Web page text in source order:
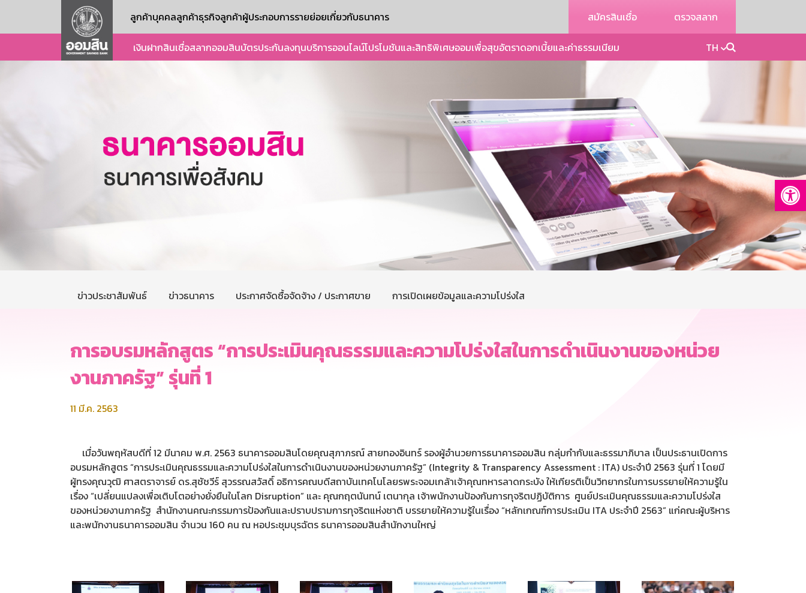
ลูกค้าบุคคลลูกค้าธุรกิจลูกค้าผู้ประกอบการรายย่อยเกี่ยวกับธนาคาร สมัครสินเชื่อ ตรวจสลาก
เงินฝากสินเชื่อสลากออมสินบัตรประกันลงทุนบริการออนไลน์โปรโมชันและสิทธิพิเศษออมเพื่อสุขอัตราดอกเบี้ยและค่าธรรมเนียม TH
ข่าวประชาสัมพันธ์ ข่าวธนาคาร ประกาศจัดซื้อจัดจ้าง / ประกาศขาย การเปิดเผยข้อมูลและความโปร่งใส
การอบรมหลักสูตร “การประเมินคุณธรรมและความโปร่งใสในการดำเนินงานของหน่วย
งานภาครัฐ” รุ่นที่ 1
11 มี.ค. 2563
เมื่อวันพฤหัสบดีที่ 12 มีนาคม พ.ศ. 2563 ธนาคารออมสินโดยคุณสุภาภรณ์ สายทองอินทร์ รองผู้อำนวยการธนาคารออมสิน กลุ่มกำกับและธรรมาภิบาล เป็นประธานเปิดการ
อบรมหลักสูตร “การประเมินคุณธรรมและความโปร่งใสในการดำเนินงานของหน่วยงานภาครัฐ” (Integrity & Transparency Assessment : ITA) ประจำปี 2563 รุ่นที่ 1 โดยมี
ผู้ทรงคุณวุฒิ ศาสตราจารย์ ดร.สุชัชวีร์ สุวรรณสวัสดิ์ อธิการคณบดีสถาบันเทคโนโลยรพระจอมเกล้าเจ้าคุณทหารลาดกระบัง ให้เกียรติเป็นวิทยากรในการบรรยายให้ความรู้ใน
เรื่อง “เปลี่ยนแปลงเพื่อเติบโตอย่างยั่งยืนในโลก Disruption” และ คุณกฤตนันทน์ เตนากุล เจ้าพนักงานป้องกันการทุจริตปฏิบัติการ ศูนย์ประเมินคุณธรรมและความโปร่งใส
ของหน่วยงานภาครัฐ สำนักงานคณะกรรมการป้องกันและปราบปรามการทุจริตแห่งชาติ บรรยายให้ความรู้ในเรื่อง “หลักเกณฑ์การประเมิน ITA ประจำปี 2563” แก่คณะผู้บริหาร
และพนักงานธนาคารออมสิน จำนวน 160 คน ณ หอประชุมบุรฉัตร ธนาคารออมสินสำนักงานใหญ่